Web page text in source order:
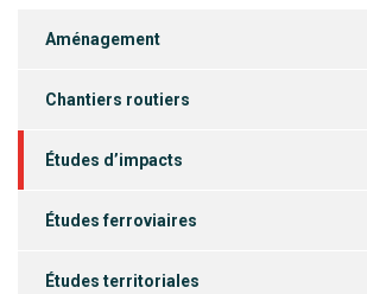
Aménagement
Chantiers routiers
Études d’impacts
Études ferroviaires
Études territoriales